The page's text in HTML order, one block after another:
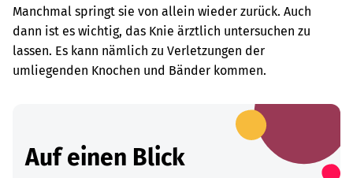
Manchmal springt sie von allein wieder zurück. Auch
dann ist es wichtig, das Knie ärztlich untersuchen zu
lassen. Es kann nämlich zu Verletzungen der
umliegenden Knochen und Bänder kommen.
Auf einen Blick